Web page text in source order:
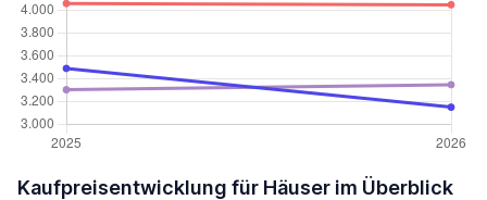
Kaufpreisentwicklung für Häuser im Überblick